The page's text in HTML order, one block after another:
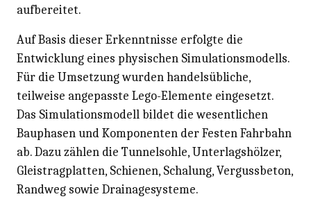
aufbereitet.
Auf Basis dieser Erkenntnisse erfolgte die
Entwicklung eines physischen Simulationsmodells.
Für die Umsetzung wurden handelsübliche,
teilweise angepasste Lego-Elemente eingesetzt.
Das Simulationsmodell bildet die wesentlichen
Bauphasen und Komponenten der Festen Fahrbahn
ab. Dazu zählen die Tunnelsohle, Unterlagshölzer,
Gleistragplatten, Schienen, Schalung, Vergussbeton,
Randweg sowie Drainagesysteme.